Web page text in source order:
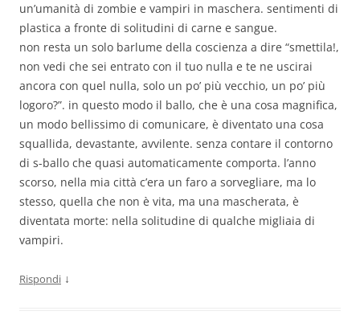
un’umanità di zombie e vampiri in maschera. sentimenti di
plastica a fronte di solitudini di carne e sangue.
non resta un solo barlume della coscienza a dire “smettila!,
non vedi che sei entrato con il tuo nulla e te ne uscirai
ancora con quel nulla, solo un po’ più vecchio, un po’ più
logoro?”. in questo modo il ballo, che è una cosa magnifica,
un modo bellissimo di comunicare, è diventato una cosa
squallida, devastante, avvilente. senza contare il contorno
di s-ballo che quasi automaticamente comporta. l’anno
scorso, nella mia città c’era un faro a sorvegliare, ma lo
stesso, quella che non è vita, ma una mascherata, è
diventata morte: nella solitudine di qualche migliaia di
vampiri.
Rispondi ↓